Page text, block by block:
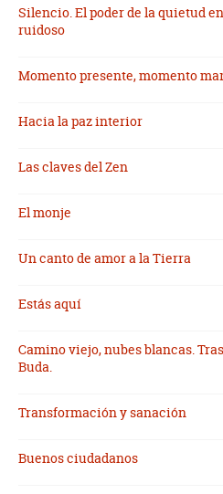
Silencio. El poder de la quietud
ruidoso
Momento presente, momento
Hacia la paz interior
Las claves del Zen
El monje
Un canto de amor a la Tierra
Estás aquí
Camino viejo, nubes blancas.
Buda.
Transformación y sanación
Buenos ciudadanos